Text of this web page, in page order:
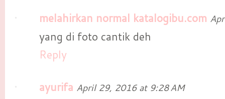
melahirkan normal katalogibu.com
yang di foto cantik deh
Reply
ayurifa April 29, 2016 at 9:28 AM